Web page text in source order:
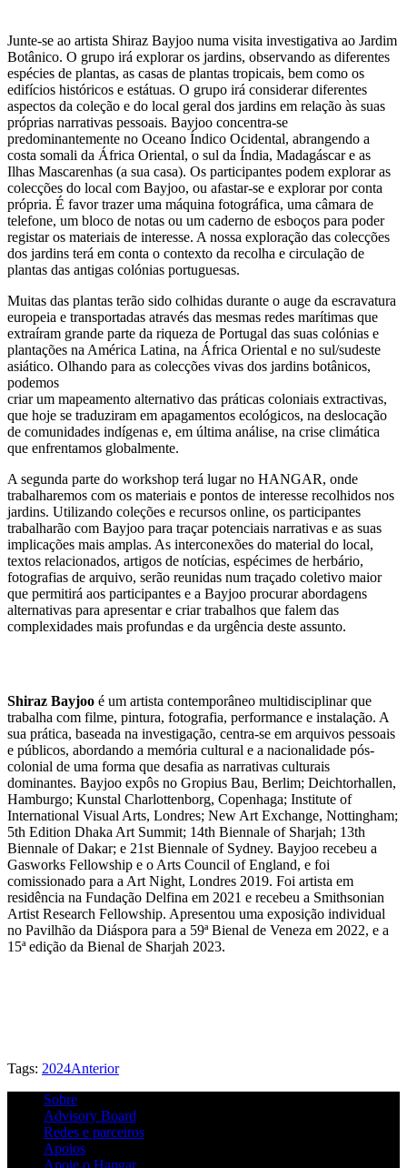
Junte-se ao artista Shiraz Bayjoo numa visita investigativa ao Jardim
Botânico. O grupo irá explorar os jardins, observando as diferentes
espécies de plantas, as casas de plantas tropicais, bem como os
edifícios históricos e estátuas. O grupo irá considerar diferentes
aspectos da coleção e do local geral dos jardins em relação às suas
próprias narrativas pessoais. Bayjoo concentra-se
predominantemente no Oceano Índico Ocidental, abrangendo a
costa somali da África Oriental, o sul da Índia, Madagáscar e as
Ilhas Mascarenhas (a sua casa). Os participantes podem explorar as
colecções do local com Bayjoo, ou afastar-se e explorar por conta
própria. É favor trazer uma máquina fotográfica, uma câmara de
telefone, um bloco de notas ou um caderno de esboços para poder
registar os materiais de interesse. A nossa exploração das colecções
dos jardins terá em conta o contexto da recolha e circulação de
plantas das antigas colónias portuguesas.
Muitas das plantas terão sido colhidas durante o auge da escravatura
europeia e transportadas através das mesmas redes marítimas que
extraíram grande parte da riqueza de Portugal das suas colónias e
plantações na América Latina, na África Oriental e no sul/sudeste
asiático. Olhando para as colecções vivas dos jardins botânicos,
podemos
criar um mapeamento alternativo das práticas coloniais extractivas,
que hoje se traduziram em apagamentos ecológicos, na deslocação
de comunidades indígenas e, em última análise, na crise climática
que enfrentamos globalmente.
A segunda parte do workshop terá lugar no HANGAR, onde
trabalharemos com os materiais e pontos de interesse recolhidos nos
jardins. Utilizando coleções e recursos online, os participantes
trabalharão com Bayjoo para traçar potenciais narrativas e as suas
implicações mais amplas. As interconexões do material do local,
textos relacionados, artigos de notícias, espécimes de herbário,
fotografias de arquivo, serão reunidas num traçado coletivo maior
que permitirá aos participantes e a Bayjoo procurar abordagens
alternativas para apresentar e criar trabalhos que falem das
complexidades mais profundas e da urgência deste assunto.
Shiraz Bayjoo é um artista contemporâneo multidisciplinar que
trabalha com filme, pintura, fotografia, performance e instalação. A
sua prática, baseada na investigação, centra-se em arquivos pessoais
e públicos, abordando a memória cultural e a nacionalidade pós-
colonial de uma forma que desafia as narrativas culturais
dominantes. Bayjoo expôs no Gropius Bau, Berlim; Deichtorhallen,
Hamburgo; Kunstal Charlottenborg, Copenhaga; Institute of
International Visual Arts, Londres; New Art Exchange, Nottingham;
5th Edition Dhaka Art Summit; 14th Biennale of Sharjah; 13th
Biennale of Dakar; e 21st Biennale of Sydney. Bayjoo recebeu a
Gasworks Fellowship e o Arts Council of England, e foi
comissionado para a Art Night, Londres 2019. Foi artista em
residência na Fundação Delfina em 2021 e recebeu a Smithsonian
Artist Research Fellowship. Apresentou uma exposição individual
no Pavilhão da Diáspora para a 59ª Bienal de Veneza em 2022, e a
15ª edição da Bienal de Sharjah 2023.
Tags: 2024Anterior
Sobre
Advisory Board
Redes e parceiros
Apoios
Apoie o Hangar